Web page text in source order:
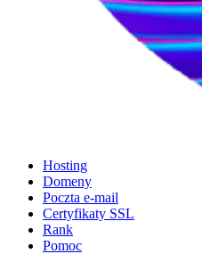
Hosting
Domeny
Poczta e-mail
Certyfikaty SSL
Rank
Pomoc